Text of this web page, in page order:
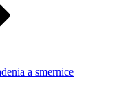
a smernice